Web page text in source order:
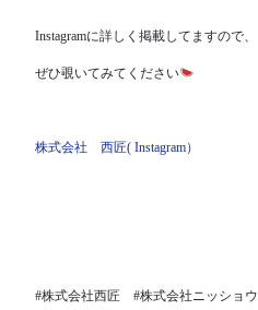
Instagramに詳しく掲載してますので、
ぜひ覗いてみてください
株式会社 西匠( Instagram）
#株式会社西匠 #株式会社ニッショウ